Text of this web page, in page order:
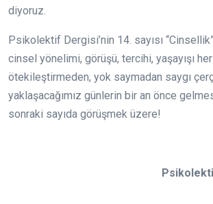
diyoruz.
Psikolektif Dergisi’nin 14. sayısı
cinsel yönelimi, görüşü, tercihi, yaşayışı
ötekileştirmeden, yok saymadan saygı
yaklaşacağımız günlerin bir an önce
sonraki sayıda görüşmek üzere!